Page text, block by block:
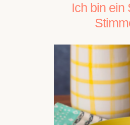
Ich bin ein